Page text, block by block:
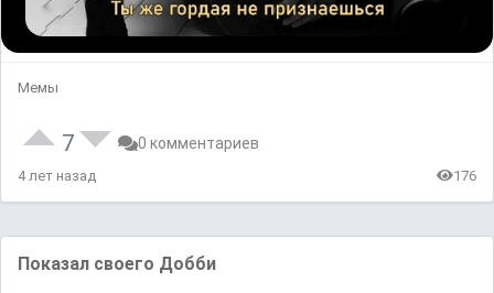
Мемы
7 0 комментариев
4 лет назад 176
Показал своего Добби